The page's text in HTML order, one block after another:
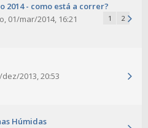
2014 - como está a correr?
01/mar/2014, 16:21 1 2
2013, 20:53
Húmidas